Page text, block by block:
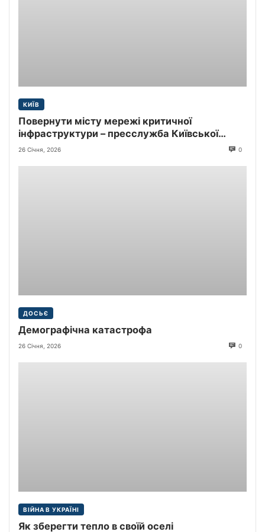
КИЇВ
Повернути місту мережі критичної
інфраструктури – пресслужба Київської
міської прокуратури
26 Січня, 2026 0
ДОСЬЄ
Демографічна катастрофа
26 Січня, 2026 0
ВІЙНА В УКРАЇНІ
Як зберегти тепло в своїй оселі